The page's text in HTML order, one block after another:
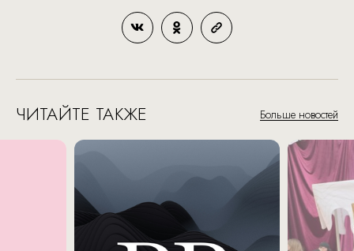
ЧИТАЙТЕ ТАКЖЕ Больше новостей